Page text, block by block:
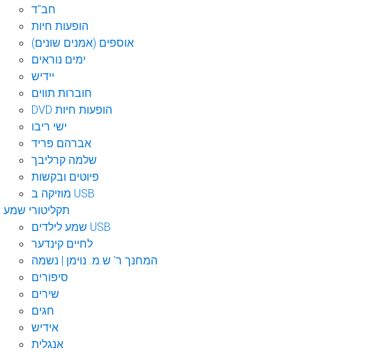
חב"ד
הופעות חיות
אוספים (אמנים שונים)
ימים נוראים
יידיש
חוברות תווים
DVD הופעות חיות
ישי ריבו
אברהם פריד
שלמה קרליבך
פיוטים ובקשות
מוזיקה ב USB
תקליטורי שמע
שמע לילדים USB
לחיים קינדער
המחנך ר' ש.מ. נוימן | נשמה
סיפורים
שירים
חגים
אידיש
אנגלית